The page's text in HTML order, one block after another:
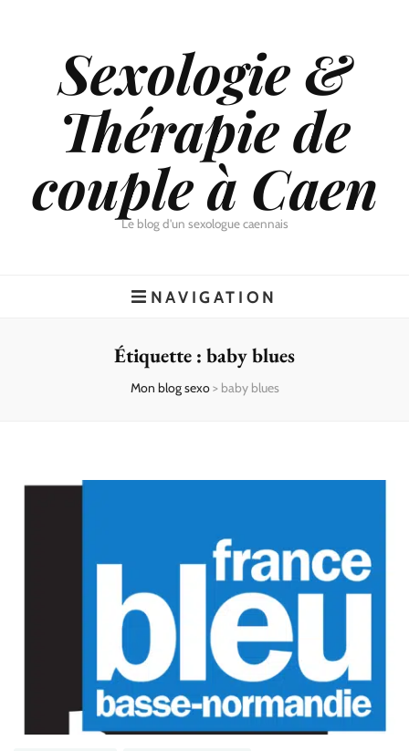
Sexologie &
Thérapie de
couple à Caen
Le blog d'un sexologue caennais
NAVIGATION
Étiquette : baby blues
Mon blog sexo> baby blues